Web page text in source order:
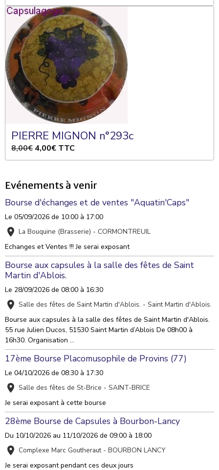
PIERRE MIGNON n°293c
8,00€ 4,00€ TTC
Evénements à venir
Bourse d'échanges et de ventes "Aquatin'Caps"
Le 05/09/2026 de 10:00 à 17:00
La Bouquine (Brasserie) - CORMONTREUIL
Echanges et Ventes !!! Je serai exposant
Bourse aux capsules à la salle des fêtes de Saint
Martin d'Ablois.
Le 28/09/2026 de 08:00 à 16:30
Salle des fêtes de Saint Martin d'Ablois. - Saint Martin d'Ablois.
Bourse aux capsules à la salle des fêtes de Saint Martin d'Ablois.
55 rue Julien Ducos, 51530 Saint Martin d’Ablois De 08h00 à
16h30. Organisation ...
17ème Bourse Placomusophile de Provins (77)
Le 04/10/2026 de 08:30 à 17:30
Salle des fêtes de St-Brice - SAINT-BRICE
Je serai exposant à cette bourse
28ème Bourse de Capsules à Bourbon-Lancy
Du 10/10/2026 au 11/10/2026 de 09:00 à 18:00
Complexe Marc Goutheraut - BOURBON LANCY
Je serai exposant pendant ces deux jours